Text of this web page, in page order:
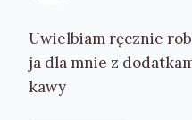
Uwielbiam ręcznie
ja dla mnie z
kawy